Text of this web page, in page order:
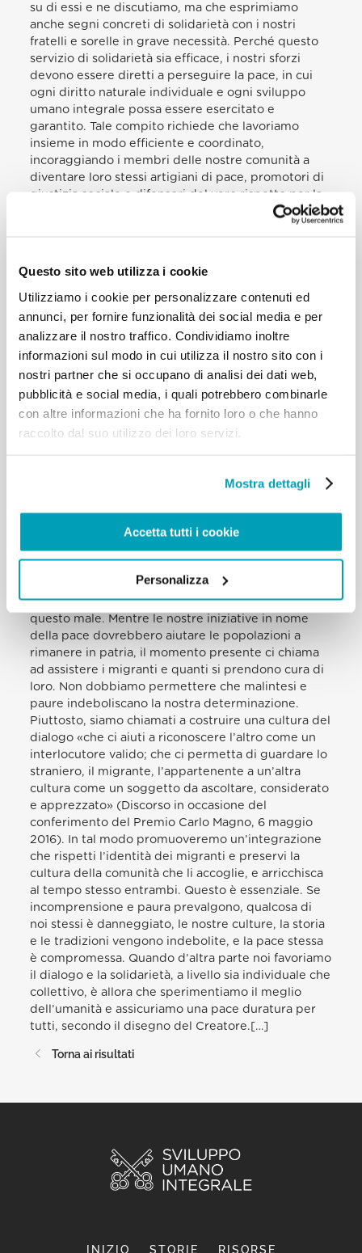
Questo sito web utilizza i cookie
Utilizziamo i cookie per personalizzare contenuti ed
annunci, per fornire funzionalità dei social media e per
analizzare il nostro traffico. Condividiamo inoltre
informazioni sul modo in cui utilizza il nostro sito con i
nostri partner che si occupano di analisi dei dati web,
pubblicità e social media, i quali potrebbero combinarle
con altre informazioni che ha fornito loro o che hanno
raccolto dal suo utilizzo dei loro servizi.
Mostra dettagli
Accetta tutti i cookie
Personalizza
su di essi e ne discutiamo, ma che esprimiamo
anche segni concreti di solidarietà con i nostri
fratelli e sorelle in grave necessità. Perché questo
servizio di solidarietà sia efficace, i nostri sforzi
devono essere diretti a perseguire la pace, in cui
ogni diritto naturale individuale e ogni sviluppo
umano integrale possa essere esercitato e
garantito. Tale compito richiede che lavoriamo
insieme in modo efficiente e coordinato,
incoraggiando i membri delle nostre comunità a
diventare loro stessi artigiani di pace, promotori di
giustizia sociale e difensori del vero rispetto per la
nostra casa comune. Ciò diventa sempre più
difficile, perché il nostro mondo appare sempre più
paura del terrorismo e che il crescente afflusso di
migranti cambi radicalmente la loro cultura, la loro
stabilità economica e il loro stile di vita. Questi sono
timori che comprendiamo e che non possiamo
diritti e i bisogni di tutti vengano rispettati e
sostenuti. Per quanti sono afflitti dalla tragedia
della violenza e della migrazione forzata, dobbiamo
essere risoluti nel far conoscere al mondo la loro
incapace di far sentire il suo grido. La via della
questo grido attraverso la ricerca di soluzioni alle
molteplici cause che stanno alla base degli attuali
conflitti. Ciò si attua specialmente negli sforzi di
di mettere fine alla piaga del traffico umano e del
commercio di droga che spesso accompagna
questo male. Mentre le nostre iniziative in nome
della pace dovrebbero aiutare le popolazioni a
rimanere in patria, il momento presente ci chiama
ad assistere i migranti e quanti si prendono cura di
loro. Non dobbiamo permettere che malintesi e
paure indeboliscano la nostra determinazione.
Piuttosto, siamo chiamati a costruire una cultura del
dialogo «che ci aiuti a riconoscere l’altro come un
interlocutore valido; che ci permetta di guardare lo
straniero, il migrante, l’appartenente a un’altra
cultura come un soggetto da ascoltare, considerato
e apprezzato» (Discorso in occasione del
conferimento del Premio Carlo Magno, 6 maggio
2016). In tal modo promuoveremo un’integrazione
che rispetti l’identità dei migranti e preservi la
cultura della comunità che li accoglie, e arricchisca
al tempo stesso entrambi. Questo è essenziale. Se
incomprensione e paura prevalgono, qualcosa di
noi stessi è danneggiato, le nostre culture, la storia
e le tradizioni vengono indebolite, e la pace stessa
è compromessa. Quando d’altra parte noi favoriamo
il dialogo e la solidarietà, a livello sia individuale che
collettivo, è allora che sperimentiamo il meglio
dell’umanità e assicuriamo una pace duratura per
tutti, secondo il disegno del Creatore.[…]
Torna ai risultati
INIZIO STORIE RISORSE